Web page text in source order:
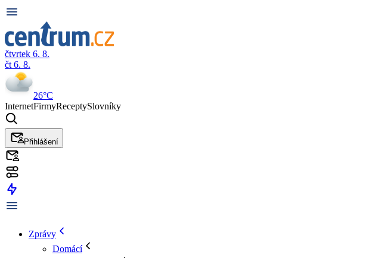
čtvrtek 6. 8.
čt 6. 8.
26°C
InternetFirmyReceptySlovníky
Přihlášení
Zprávy
Domácí